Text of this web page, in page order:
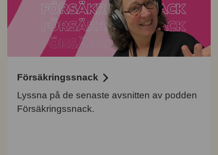
Försäkringssnack
Lyssna på de senaste avsnitten av podden
Försäkringssnack.